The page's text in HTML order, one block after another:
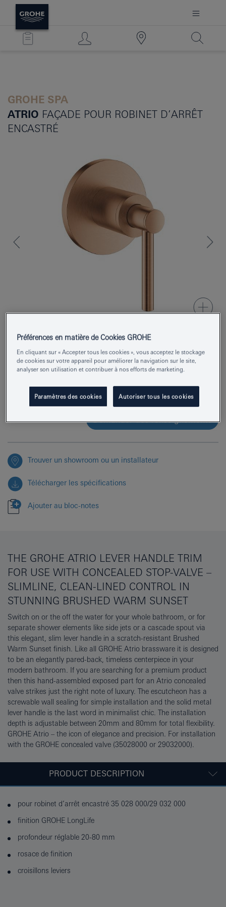
GROHE SPA
ATRIO FAÇADE POUR ROBINET D’ARRÊT
ENCASTRÉ
Numéro de produit 29397DL0
EAN 4005176952470
Couleur warm sunset brossé
Demander des renseignements
Trouver un showroom ou un installateur
Télécharger les spécifications
Ajouter au bloc-notes
THE GROHE ATRIO LEVER HANDLE TRIM
FOR USE WITH CONCEALED STOP-VALVE –
SLIMLINE, CLEAN-LINED CONTROL IN
STUNNING BRUSHED WARM SUNSET
Switch on or the off the water for your whole bathroom, or for
separate shower elements like side jets or a cascade spout via
this elegant, slim lever handle in a scratch-resistant Brushed
Warm Sunset finish. Like all GROHE Atrio brassware it is designed
to be an elegantly pared-back, timeless centerpiece in your
modern bathroom. If you are searching for a premium product
then this hand-assembled exposed part for an Atrio concealed
valve strikes just the right note of luxury. The escutcheon has a
screwable wall sealing for simple installation and the solid metal
lever handle is the last word in minimalist chic. The installation
depth is adjustable between 20mm and 80mm for total flexibility.
GROHE Atrio – the icon of elegance and precision. For installation
with the GROHE concealed valve (35028000 or 29032000).
PRODUCT DESCRIPTION
pour robinet d’arrêt encastré 35 028 000/29 032 000
finition GROHE LongLife
profondeur réglable 20-80 mm
rosace de finition
croisillons leviers
Préférences en matière de Cookies GROHE
En cliquant sur « Accepter tous les cookies », vous acceptez le stockage
de cookies sur votre appareil pour améliorer la navigation sur le site,
analyser son utilisation et contribuer à nos efforts de marketing.
Paramètres des cookies Autoriser tous les cookies